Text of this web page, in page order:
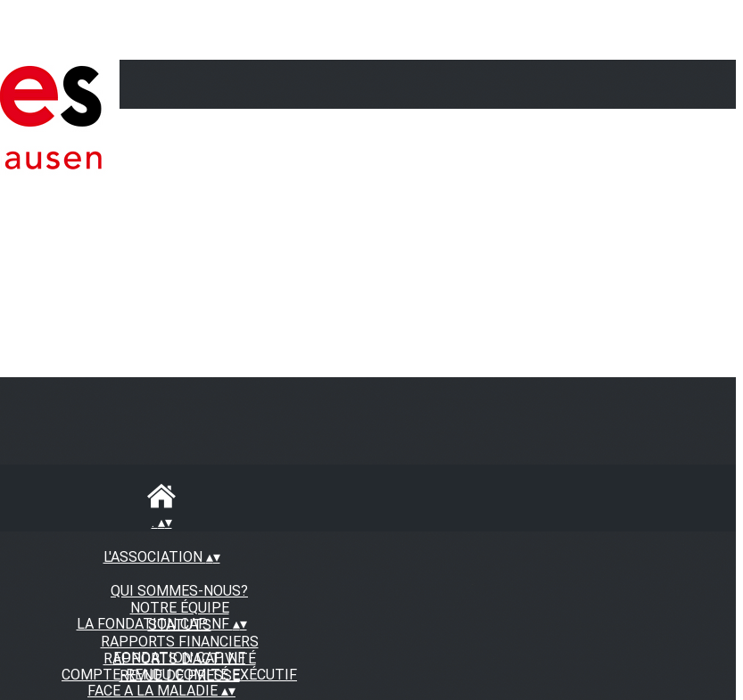
. ▴▾
L'ASSOCIATION ▴▾
QUI SOMMES-NOUS?
NOTRE ÉQUIPE
STATUTS
RAPPORTS FINANCIERS
RAPPORTS D'ACTIVITÉ
REVUE DE PRESSE
LA FONDATION CAP NF ▴▾
FONDATION CAP NF
COMPTE-RENDU COMITÉ EXÉCUTIF
FACE A LA MALADIE ▴▾